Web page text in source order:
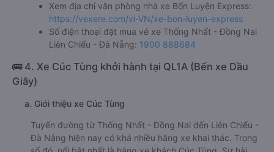
Xem địa chỉ văn phòng nhà xe Bốn Luyện Express:
https://vexere.com/vi-VN/xe-bon-luyen-express
Số điện thoại đặt mua vé xe Thống Nhất - Đồng Nai
Liên Chiểu - Đà Nẵng: 1900 888684
🚌 4. Xe Cúc Tùng khởi hành tại QL1A (Bến xe Dầu
Giây)
a. Giới thiệu xe Cúc Tùng
Tuyến đường từ Thống Nhất - Đồng Nai đến Liên Chiểu -
Đà Nẵng hiện nay có khá nhiều hãng xe khai thác. Trong